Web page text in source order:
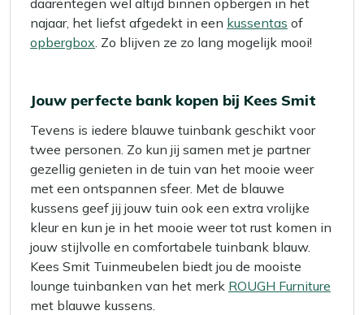
daarentegen wel altijd binnen opbergen in het
najaar, het liefst afgedekt in een kussentas of
opbergbox. Zo blijven ze zo lang mogelijk mooi!
Jouw perfecte bank kopen bij Kees Smit
Tevens is iedere blauwe tuinbank geschikt voor
twee personen. Zo kun jij samen met je partner
gezellig genieten in de tuin van het mooie weer
met een ontspannen sfeer. Met de blauwe
kussens geef jij jouw tuin ook een extra vrolijke
kleur en kun je in het mooie weer tot rust komen in
jouw stijlvolle en comfortabele tuinbank blauw.
Kees Smit Tuinmeubelen biedt jou de mooiste
lounge tuinbanken van het merk ROUGH Furniture
met blauwe kussens.